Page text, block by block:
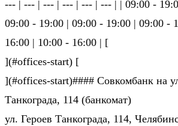
--- | --- | --- | --- | --- | --- | | 09:00 -
09:00 - 19:00 | 09:00 - 19:00 | 09:00 -
16:00 | 10:00 - 16:00 | [
](#offices-start) [
](#offices-start)#### Совкомбанк на
Танкограда, 114 (банкомат)
ул. Героев Танкограда, 114,